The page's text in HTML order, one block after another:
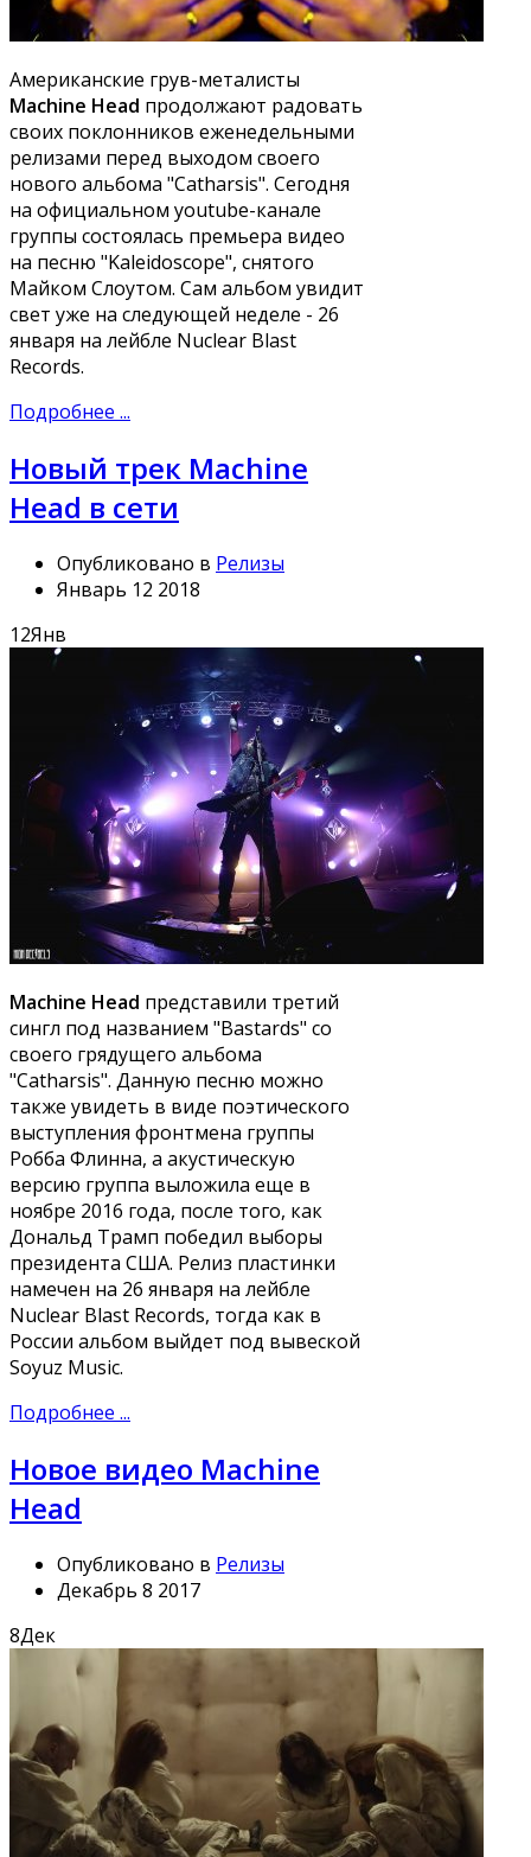
Американские грув-металисты
Machine Head продолжают радовать
своих поклонников еженедельными
релизами перед выходом своего
нового альбома "Catharsis". Сегодня
на официальном youtube-канале
группы состоялась премьера видео
на песню "Kaleidoscope", снятого
Майком Слоутом. Сам альбом увидит
свет уже на следующей неделе - 26
января на лейбле Nuclear Blast
Records.
Подробнее ...
Новый трек Machine
Head в сети
Опубликовано в Релизы
Январь 12 2018
12Янв
Machine Head представили третий
сингл под названием "Bastards" со
своего грядущего альбома
"Catharsis". Данную песню можно
также увидеть в виде поэтического
выступления фронтмена группы
Робба Флинна, а акустическую
версию группа выложила еще в
ноябре 2016 года, после того, как
Дональд Трамп победил выборы
президента США. Релиз пластинки
намечен на 26 января на лейбле
Nuclear Blast Records, тогда как в
России альбом выйдет под вывеской
Soyuz Music.
Подробнее ...
Новое видео Machine
Head
Опубликовано в Релизы
Декабрь 8 2017
8Дек